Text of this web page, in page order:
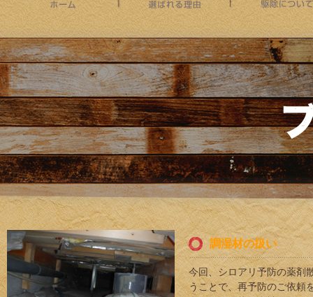
調湿材の扱い
今回、シロアリ予防の薬剤
うことで、再予防のご依頼